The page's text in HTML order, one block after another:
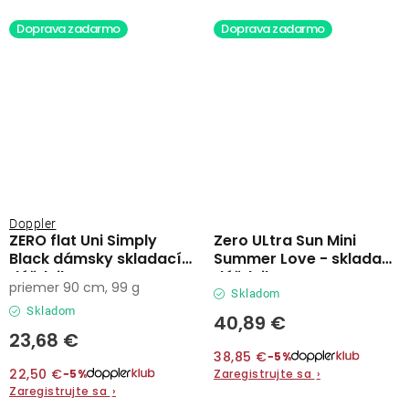
Doprava zadarmo
ZERO flat Uni Simply
Black dámsky skladací
dáždnik
Doppler
Skladom
23,68 €
22,50 €−5%
Zaregistrujte sa ›
priemer 90 cm, 99 g
Doprava zadarmo
Zero ULtra Sun Mini
Summer Love - skladací
dáždnik
Skladom
40,89 €
38,85 €−5%
Zaregistrujte sa ›